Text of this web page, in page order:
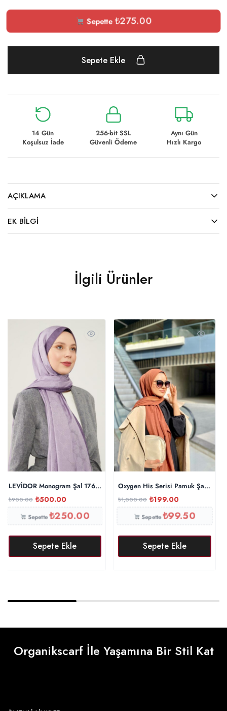
Sepette ₺275.00
Sepete Ekle
14 Gün
Koşulsuz İade
256-bit SSL
Güvenli Ödeme
Aynı Gün
Hızlı Kargo
AÇIKLAMA
EK BILGI
İlgili Ürünler
LEVİDOR Monogram Şal 17657 – Lavanta
₺900.00 ₺500.00
Sepette₺250.00
Sepete Ekle
Oxygen His Serisi Pamuk Şal –
₺1,000.00 ₺199.00
Sepette₺99.50
Sepete Ekle
Organikscarf İle Yaşamına Bir Stil Kat